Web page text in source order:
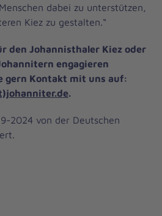
dabei zu unterstützen,
Kiez zu gestalten.“
den Johannisthaler Kiez oder
engagieren
gern Kontakt mit uns auf:
.
2024 von der Deutschen